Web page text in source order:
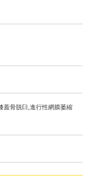
蓋骨脱臼,進行性網膜萎縮